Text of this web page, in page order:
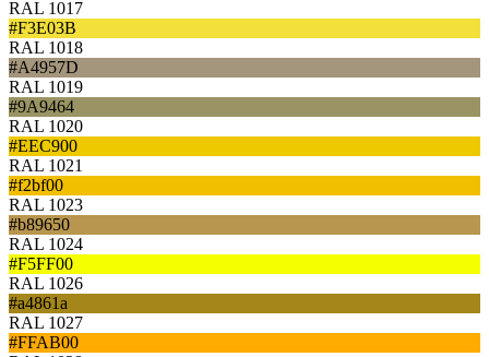
RAL 1017
#F3E03B
RAL 1018
#A4957D
RAL 1019
#9A9464
RAL 1020
#EEC900
RAL 1021
#f2bf00
RAL 1023
#b89650
RAL 1024
#F5FF00
RAL 1026
#a4861a
RAL 1027
#FFAB00